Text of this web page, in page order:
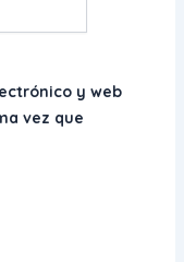
y web
vez que